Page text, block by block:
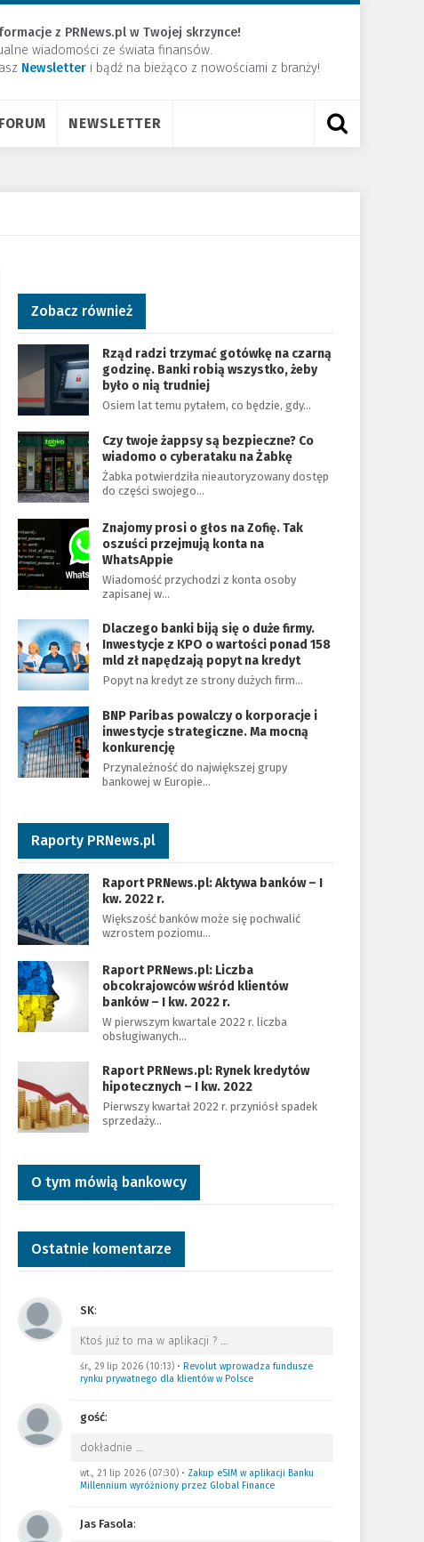
z PRNews.pl w Twojej skrzynce!
wiadomości ze świata finansów.
Newsletter ​i bądź na bieżąco z nowościami z branży!
FORUM NEWSLETTER
Zobacz również
Rząd radzi trzymać gotówkę na czarną
godzinę. Banki robią wszystko, żeby
było o nią trudniej
Osiem lat temu pytałem, co będzie, gdy…
Czy twoje żappsy są bezpieczne? Co
wiadomo o cyberataku na Żabkę
Żabka potwierdziła nieautoryzowany dostęp
do części swojego…
Znajomy prosi o głos na Zofię. Tak
oszuści przejmują konta na
WhatsAppie
Wiadomość przychodzi z konta osoby
zapisanej w…
Dlaczego banki biją się o duże firmy.
Inwestycje z KPO o wartości ponad 158
mld zł napędzają popyt na kredyt
Popyt na kredyt ze strony dużych firm…
BNP Paribas powalczy o korporacje i
inwestycje strategiczne. Ma mocną
konkurencję
Przynależność do największej grupy
bankowej w Europie…
Raporty PRNews.pl
Raport PRNews.pl: Aktywa banków – I
kw. 2022 r.
Większość banków może się pochwalić
wzrostem poziomu…
Raport PRNews.pl: Liczba
obcokrajowców wśród klientów
banków – I kw. 2022 r.
W pierwszym kwartale 2022 r. liczba
obsługiwanych…
Raport PRNews.pl: Rynek kredytów
hipotecznych – I kw. 2022
Pierwszy kwartał 2022 r. przyniósł spadek
sprzedaży…
O tym mówią bankowcy
Ostatnie komentarze
SK:
Ktoś już to ma w aplikacji ? …
śr., 29 lip 2026 (10:13)• Revolut wprowadza fundusze
rynku prywatnego dla klientów w Polsce
gość:
dokładnie …
wt., 21 lip 2026 (07:30)• Zakup eSIM w aplikacji Banku
Millennium wyróżniony przez Global Finance
Jas Fasola: